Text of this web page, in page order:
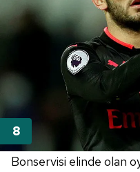
Bonservisi elinde olan